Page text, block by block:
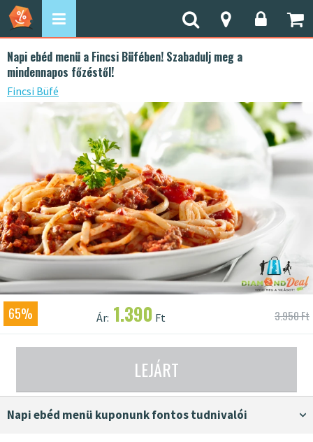
Napi ebéd menü a Fincsi Büfében! Szabadulj meg a
mindennapos főzéstől!
Fincsi Büfé
65% Ár: 1.390 Ft 3.950 Ft
LEJÁRT
napi ebéd menü kuponunk fontos tudnivalói